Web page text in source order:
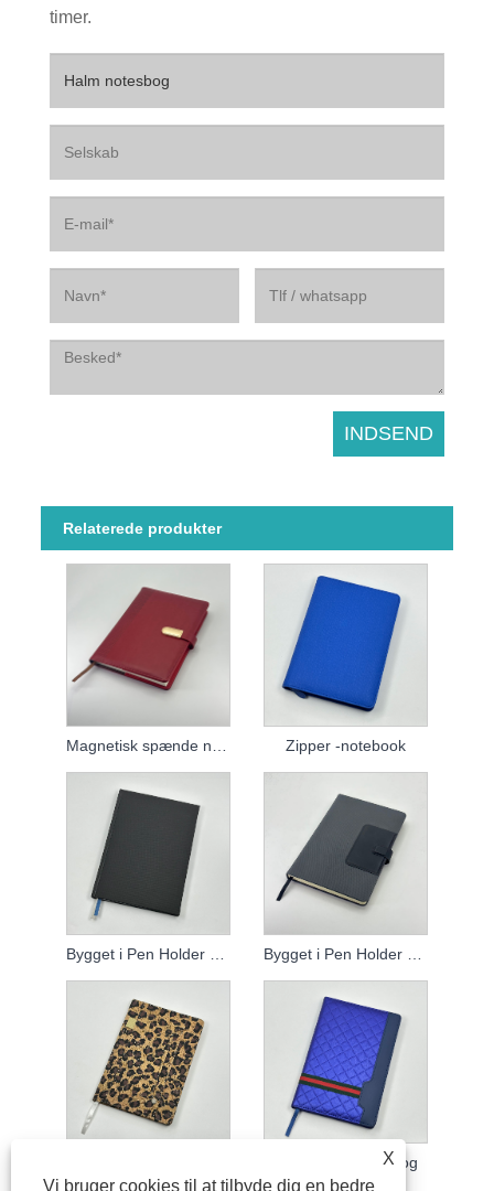
timer.
Relaterede produkter
Zipper -notebook
Paperback notesbog
X
Vi bruger cookies til at tilbyde dig en bedre